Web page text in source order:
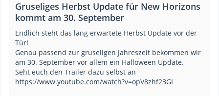
Gruseliges Herbst Update für New Horizons
kommt am 30. September
Endlich steht das lang erwartete Herbst Update vor der
Tür!
Genau passend zur gruseligen Jahreszeit bekommen wir
am 30. September vor allem ein Halloween Update.
Seht euch den Trailer dazu selbst an
https://www.youtube.com/watch?v=opV8zhf23GI